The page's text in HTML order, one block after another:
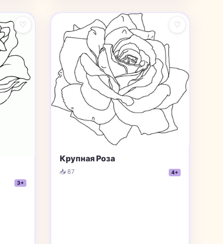
♡
3+
♡
Крупная Роза
📥 87 4+